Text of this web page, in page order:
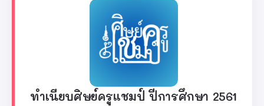
ทำเนียบศิษย์ครูแชมป์ ปีการศึกษา 2561